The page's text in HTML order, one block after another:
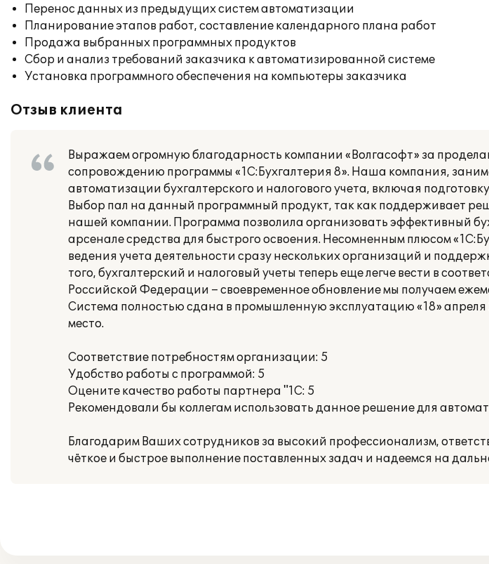
Перенос данных из предыдущих систем автоматизации
Планирование этапов работ, составление календарного плана работ
Продажа выбранных программных продуктов
Сбор и анализ требований заказчика к автоматизированной системе
Установка программного обеспечения на компьютеры заказчика
Отзыв клиента
Выражаем огромную благодарность компании «Волгасофт» за
сопровождению программы «1С:Бухгалтерия 8». Наша компания,
автоматизации бухгалтерского и налогового учета, включая
Выбор пал на данный программный продукт, так как поддерживает
нашей компании. Программа позволила организовать эффективный
арсенале средства для быстрого освоения. Несомненным плюсом
ведения учета деятельности сразу нескольких организаций и
того, бухгалтерский и налоговый учеты теперь еще легче вести в
Российской Федерации – своевременное обновление мы получаем
Система полностью сдана в промышленную эксплуатацию «18»
место.
Соответствие потребностям организации: 5
Удобство работы с программой: 5
Оцените качество работы партнера "1С: 5
Рекомендовали бы коллегам использовать данное решение для
Благодарим Ваших сотрудников за высокий профессионализм,
чёткое и быстрое выполнение поставленных задач и надеемся на